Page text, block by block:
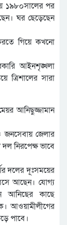
১৯৮০সালের পর
ঘর ছেড়েছেন
গিয়ে কখনো
আইনশৃঙ্খলা
ত্রিশালের সারা
আনিছুজ্জামান
জনসেবায় জেলার
দল নিরপেক্ষ ভাবে
দলের দূঃসময়ের
বসে আছেন। যোগ্য
আনিছের কাছে
আওয়ামীলীগের
পাবে।